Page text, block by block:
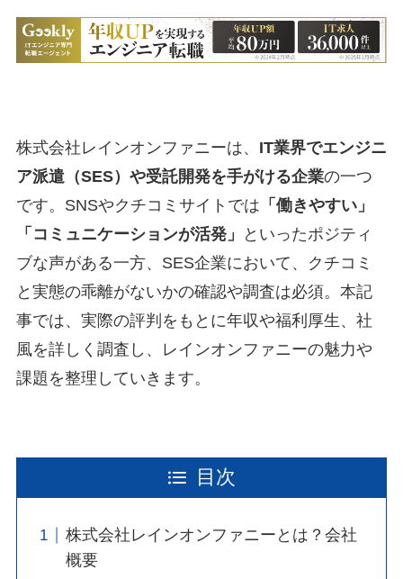
株式会社レインオンファニーは、 IT業界でエンジニ
ア派遣（SES）や受託開発を手がける企業の一つ
です。SNSやクチコミサイトでは 「働きやすい」
「コミュニケーションが活発」
といったポジティ
ブな声がある一方、SES企業において、クチコミ
と実態の乖離がないかの確認や調査は必須。本記
事では、実際の評判をもとに年収や福利厚生、社
風を詳しく調査し、レインオンファニーの魅力や
課題を整理していきます。
目次
株式会社レインオンファニーとは？会社
概要